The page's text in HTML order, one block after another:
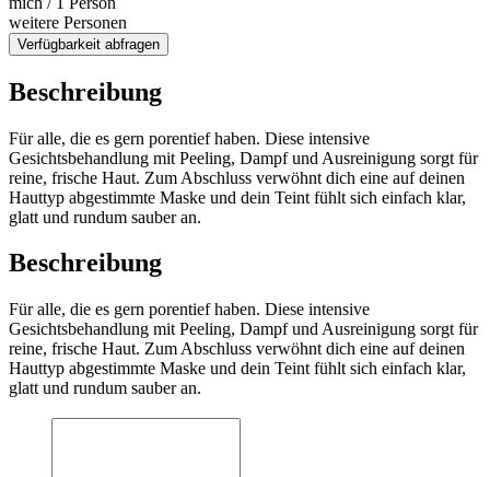
weitere Personen
Verfügbarkeit abfragen
Beschreibung
Für alle, die es gern porentief haben. Diese intensive
Gesichtsbehandlung mit Peeling, Dampf und Ausreinigung sorgt für
reine, frische Haut. Zum Abschluss verwöhnt dich eine auf deinen
Hauttyp abgestimmte Maske und dein Teint fühlt sich einfach klar,
glatt und rundum sauber an.
Beschreibung
Für alle, die es gern porentief haben. Diese intensive
Gesichtsbehandlung mit Peeling, Dampf und Ausreinigung sorgt für
reine, frische Haut. Zum Abschluss verwöhnt dich eine auf deinen
Hauttyp abgestimmte Maske und dein Teint fühlt sich einfach klar,
glatt und rundum sauber an.